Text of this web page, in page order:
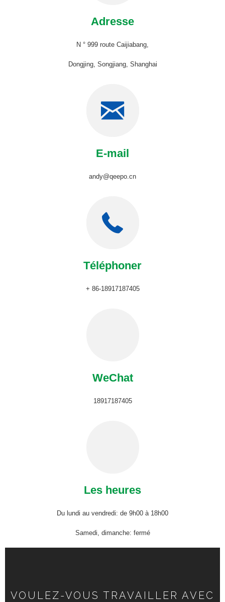
Adresse
N ° 999 route Caijiabang,
Dongjing, Songjiang, Shanghai
E-mail
andy@qeepo.cn
Téléphoner
+ 86-18917187405
WeChat
18917187405
Les heures
Du lundi au vendredi: de 9h00 à 18h00
Samedi, dimanche: fermé
VOULEZ-VOUS TRAVAILLER AVEC